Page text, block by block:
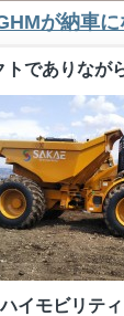
が納車に
トでありなが
イモビリテ